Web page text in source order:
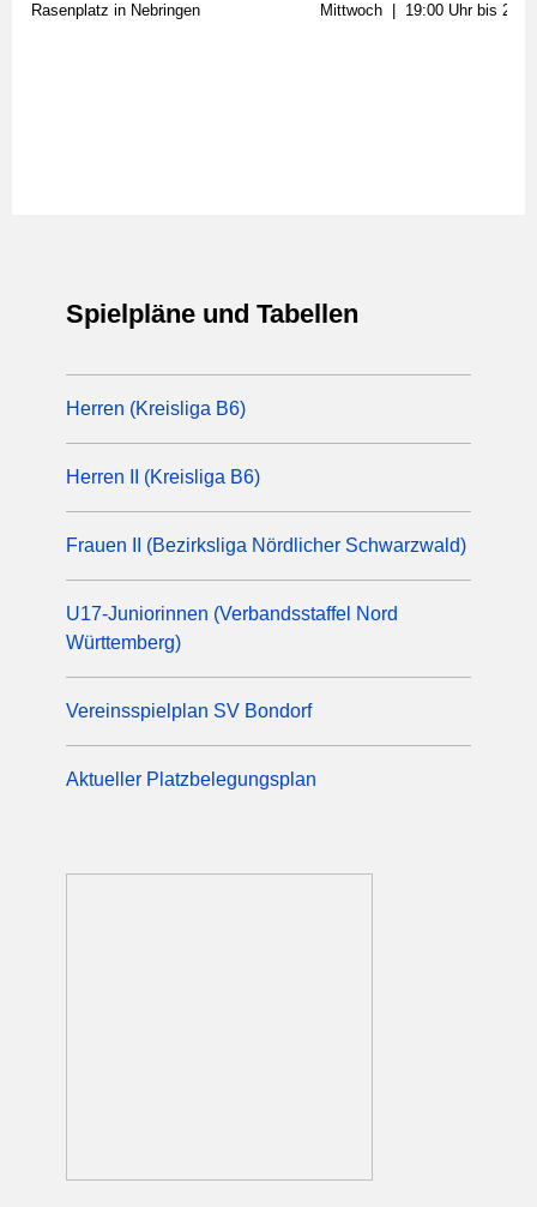
Rasenplatz in Nebringen Mittwoch | 19:00 Uhr bis
Spielpläne und Tabellen
Herren (Kreisliga B6)
Herren II (Kreisliga B6)
Frauen II (Bezirksliga Nördlicher Schwarzwald)
U17-Juniorinnen (Verbandsstaffel Nord
Württemberg)
Vereinsspielplan SV Bondorf
Aktueller Platzbelegungsplan